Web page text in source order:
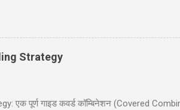
आज सजधज के कठे जा री से? लुगाई- आत्महत्या करणे जा
- स्कूल के निरीक्षण के लिए कुछ अधिकारी दिल्ली से
: ‘विश्राम’। सब वैस...
Strategy
पूर्ण गाइड कवर्ड कॉम्बिनेशन (Covered